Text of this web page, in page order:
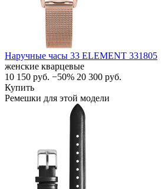
Наручные часы 33 ELEMENT 331805
женские кварцевые
10 150 руб. −50% 20 300 руб.
Купить
Ремешки для этой модели